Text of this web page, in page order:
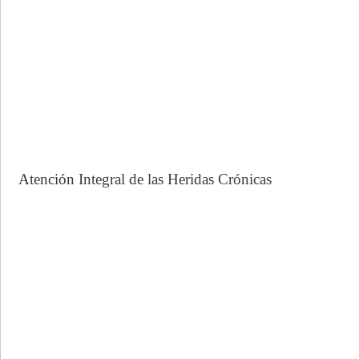
Atención Integral de las Heridas Crónicas